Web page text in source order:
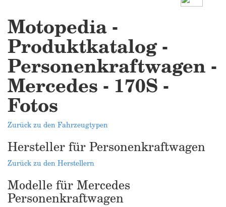
Motopedia -
Produktkatalog -
Personenkraftwagen -
Mercedes - 170S -
Fotos
Zurück zu den Fahrzeugtypen
Hersteller für Personenkraftwagen
Zurück zu den Herstellern
Modelle für Mercedes
Personenkraftwagen